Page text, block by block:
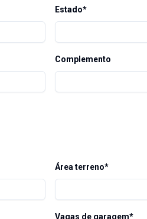
Estado*
Complemento
Área terreno*
Vagas de garagem*